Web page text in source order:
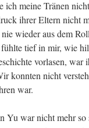
meine Tränen
ihrer Eltern nicht
wieder aus dem
tief in mir, wie
vorlasen, war
konnten nicht
war.
Yu war nicht mehr